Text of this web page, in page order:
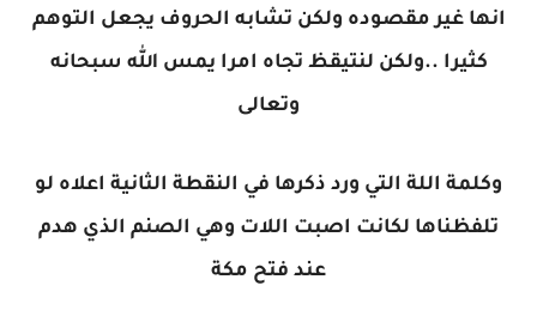
انها غير مقصوده ولكن تشابه الحروف يجعل التوهم
كثيرا ..ولكن لنتيقظ تجاه امرا يمس الله سبحانه
وتعالى
وكلمة اللة التي ورد ذكرها في النقطة الثانية اعلاه لو
تلفظناها لكانت اصبت اللات وهي الصنم الذي هدم
عند فتح مكة